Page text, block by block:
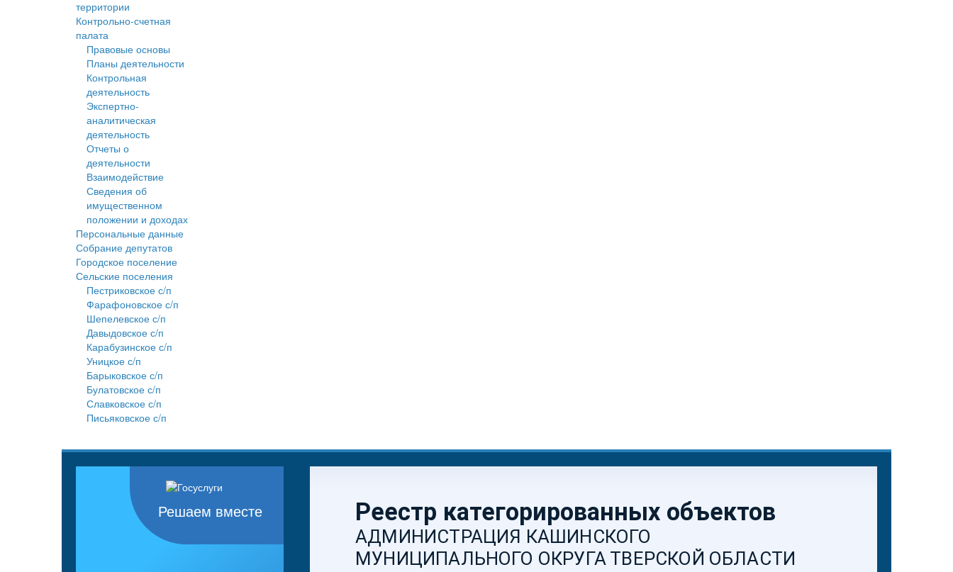
территории
Контрольно-счетная
палата
Правовые основы
Планы деятельности
Контрольная
деятельность
Экспертно-
аналитическая
деятельность
Отчеты о
деятельности
Взаимодействие
Сведения об
имущественном
положении и доходах
Персональные данные
Собрание депутатов
Городское поселение
Сельские поселения
Пестриковское с/п
Фарафоновское с/п
Шепелевское с/п
Давыдовское с/п
Карабузинское с/п
Уницкое с/п
Барыковское с/п
Булатовское с/п
Славковское с/п
Письяковское с/п
Решаем вместе